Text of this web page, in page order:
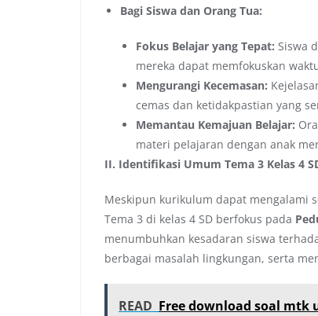
Bagi Siswa dan Orang Tua:
Fokus Belajar yang Tepat: Siswa
mereka dapat memfokuskan
Mengurangi Kecemasan:
cemas dan ketidakpastian yang
Memantau Kemajuan Belajar:
materi pelajaran dengan anak
II. Identifikasi Umum Tema 3 Kelas 4
Meskipun kurikulum dapat mengalami
Tema 3 di kelas 4 SD berfokus pada
menumbuhkan kesadaran siswa
berbagai masalah lingkungan, serta
READ Free download soal mtk